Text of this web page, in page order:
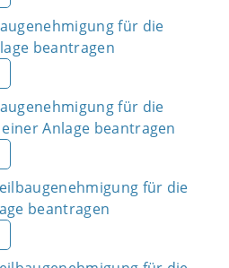
für die
beantragen
für die
Anlage beantragen
für die
beantragen